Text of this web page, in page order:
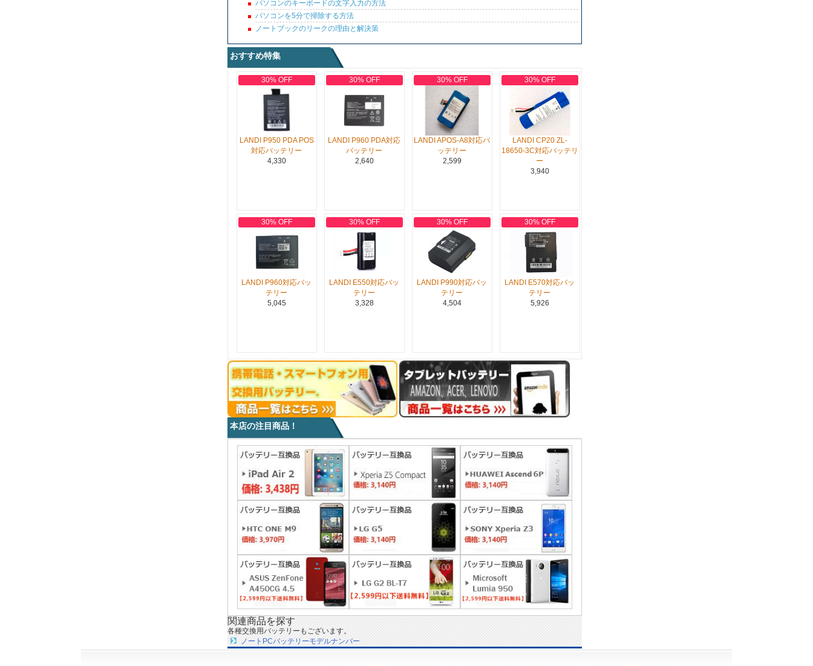
パソコンのキーボードの文字入力の方法
パソコンを5分で掃除する方法
ノートブックのリークの理由と解決策
おすすめ特集
30% OFF
LANDI P950 PDA POS
対応バッテリー
4,330
30% OFF
LANDI P960 PDA対応
バッテリー
2,640
30% OFF
LANDI APOS-A8対応バ
ッテリー
2,599
30% OFF
LANDI CP20 ZL-
18650-3C対応バッテリ
ー
3,940
30% OFF
LANDI P960対応バッ
テリー
5,045
30% OFF
LANDI E550対応バッ
テリー
3,328
30% OFF
LANDI P990対応バッ
テリー
4,504
30% OFF
LANDI E570対応バッ
テリー
5,926
本店の注目商品！
関連商品を探す
各種交換用バッテリーもございます。
ノートPCバッテリーモデルナンバー